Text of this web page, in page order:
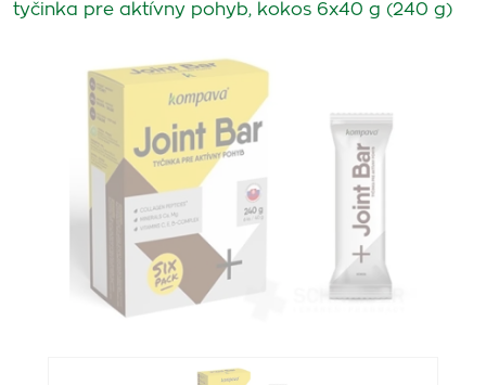
tyčinka pre aktívny pohyb, kokos 6x40 g (240 g)